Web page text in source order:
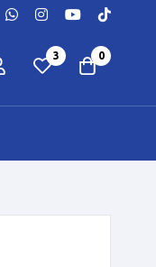
3 0